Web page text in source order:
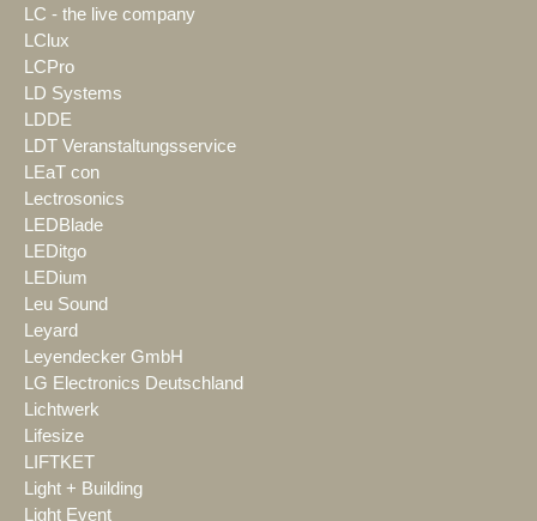
LC - the live company
LClux
LCPro
LD Systems
LDDE
LDT Veranstaltungsservice
LEaT con
Lectrosonics
LEDBlade
LEDitgo
LEDium
Leu Sound
Leyard
Leyendecker GmbH
LG Electronics Deutschland
Lichtwerk
Lifesize
LIFTKET
Light + Building
Light Event